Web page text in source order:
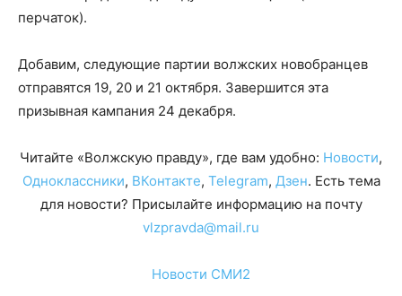
перчаток).
Добавим, следующие партии волжских новобранцев
отправятся 19, 20 и 21 октября. Завершится эта
призывная кампания 24 декабря.
Читайте «Волжскую правду», где вам удобно: Новости,
Одноклассники, ВКонтакте, Telegram, Дзен. Есть тема
для новости? Присылайте информацию на почту
vlzpravda@mail.ru
Новости СМИ2